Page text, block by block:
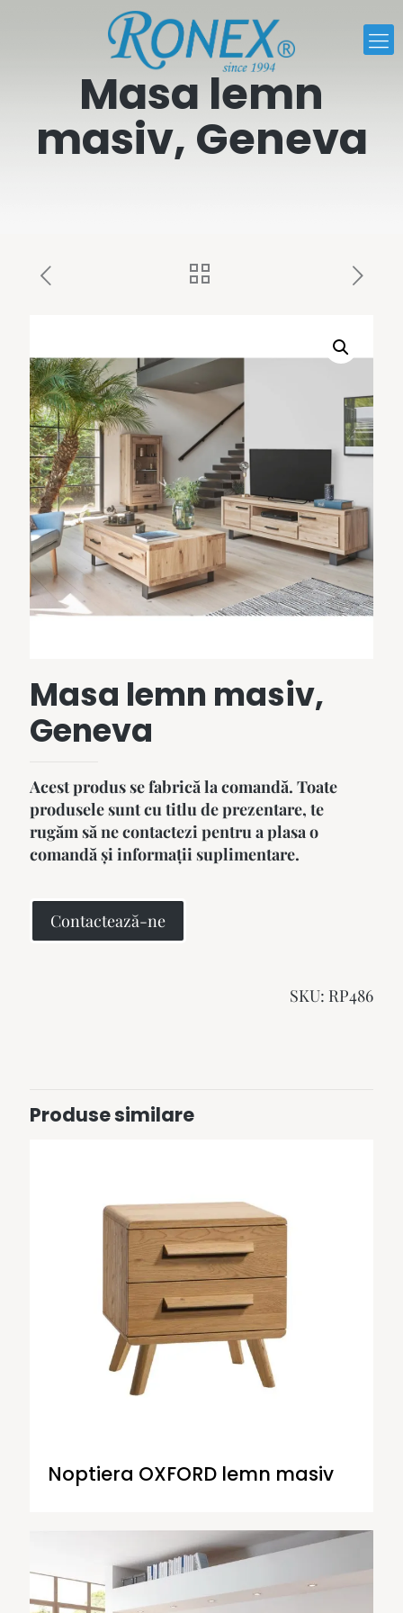
Masa lemn
masiv, Geneva
Masa lemn masiv,
Geneva
Acest produs se fabrică la comandă. Toate
produsele sunt cu titlu de prezentare, te
rugăm să ne contactezi pentru a plasa o
comandă și informații suplimentare.
Contactează-ne
SKU: RP486
Produse similare
Noptiera OXFORD lemn masiv